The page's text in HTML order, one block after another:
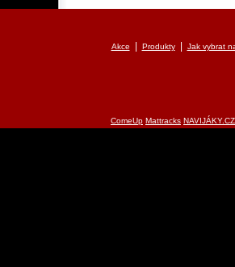
Akce Produkty| Jak vybrat
ComeUp Mattracks